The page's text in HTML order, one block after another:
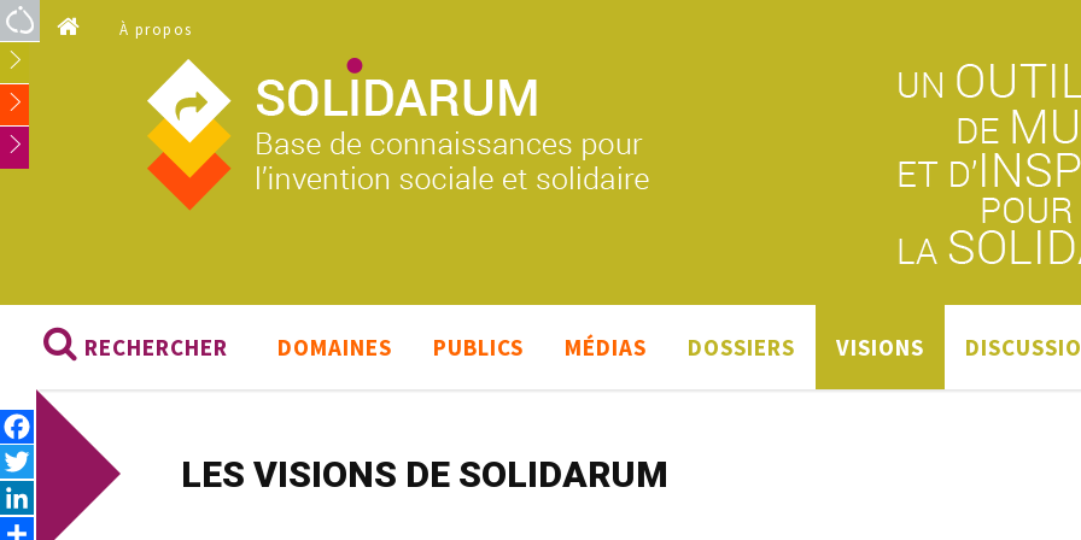
Aller au contenu principal
À propos
RECHERCHER DOMAINES PUBLICS MÉDIAS DOSSIERS VISIONS
Facebook
LinkedIn
Share
LES VISIONS DE SOLIDARUM